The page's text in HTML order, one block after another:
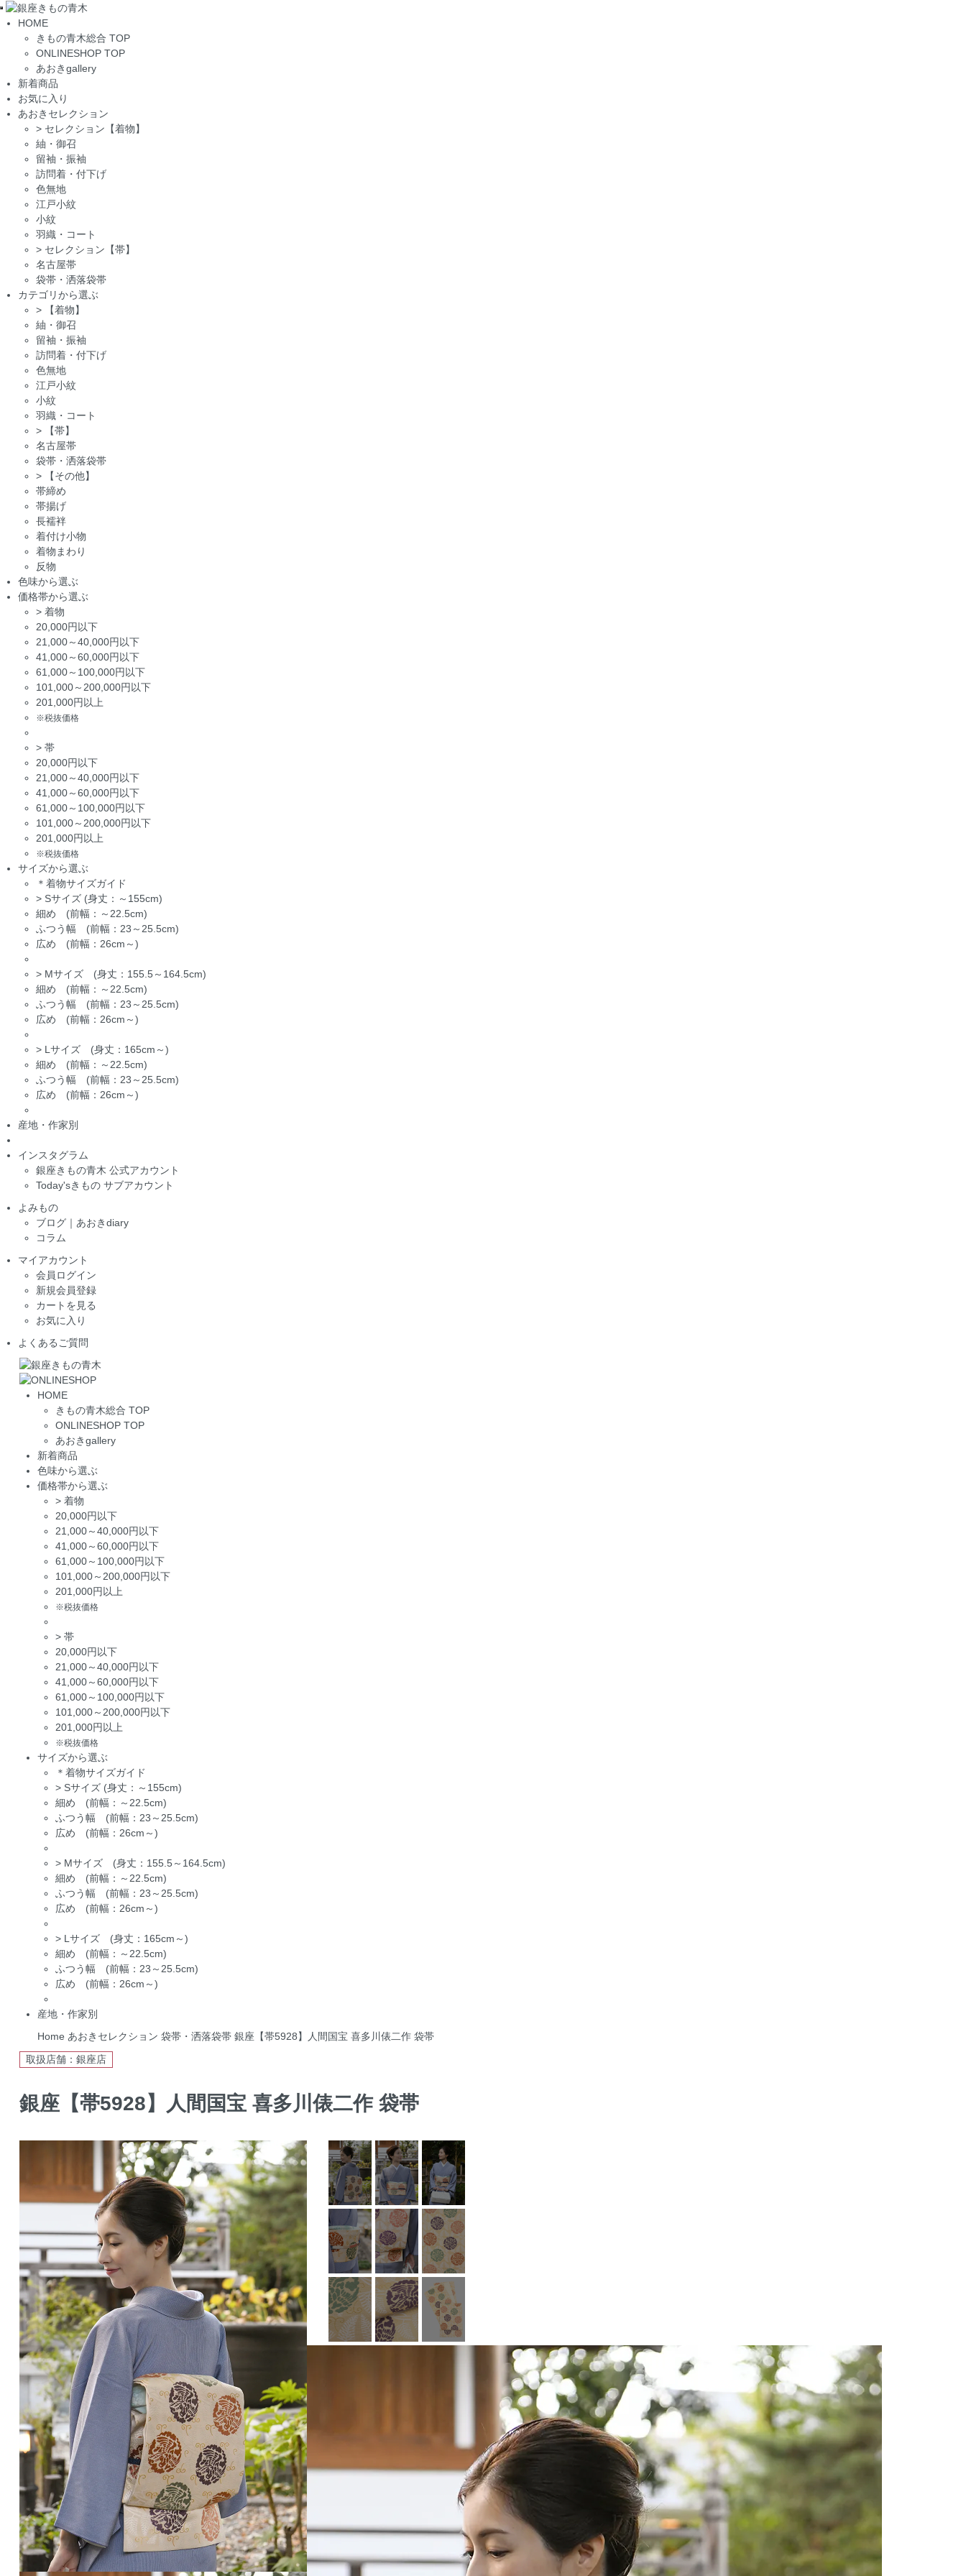
Toggle
navigation
HOME
きもの青木総合 TOP
ONLINESHOP TOP
あおきgallery
新着商品
お気に入り
あおきセレクション
> セレクション【着物】
紬・御召
留袖・振袖
訪問着・付下げ
色無地
江戸小紋
小紋
羽織・コート
> セレクション【帯】
名古屋帯
袋帯・洒落袋帯
カテゴリから選ぶ
>
【着物】
紬・御召
留袖・振袖
訪問着・付下げ
色無地
江戸小紋
小紋
羽織・コート
>
【帯】
名古屋帯
袋帯・洒落袋帯
>
【その他】
帯締め
帯揚げ
長襦袢
着付け小物
着物まわり
反物
色味から選ぶ
価格帯から選ぶ
> 着物
20,000円以下
21,000～40,000円以下
41,000～60,000円以下
61,000～100,000円以下
101,000～200,000円以下
201,000円以上
※税抜価格
> 帯
20,000円以下
21,000～40,000円以下
41,000～60,000円以下
61,000～100,000円以下
101,000～200,000円以下
201,000円以上
※税抜価格
サイズから選ぶ
＊着物サイズガイド
> Sサイズ (身丈：～155cm)
細め (前幅：～22.5cm)
ふつう幅 (前幅：23～25.5cm)
広め (前幅：26cm～)
> Mサイズ (身丈：155.5～164.5cm)
細め (前幅：～22.5cm)
ふつう幅 (前幅：23～25.5cm)
広め (前幅：26cm～)
> Lサイズ (身丈：165cm～)
細め (前幅：～22.5cm)
ふつう幅 (前幅：23～25.5cm)
広め (前幅：26cm～)
産地・作家別
インスタグラム
銀座きもの青木 公式アカウント
Today'sきもの サブアカウント
よみもの
ブログ｜あおきdiary
コラム
マイアカウント
会員ログイン
新規会員登録
カートを見る
お気に入り
よくあるご質問
HOME
きもの青木総合 TOP
ONLINESHOP TOP
あおきgallery
新着商品
色味から選ぶ
価格帯から選ぶ
> 着物
20,000円以下
21,000～40,000円以下
41,000～60,000円以下
61,000～100,000円以下
101,000～200,000円以下
201,000円以上
※税抜価格
> 帯
20,000円以下
21,000～40,000円以下
41,000～60,000円以下
61,000～100,000円以下
101,000～200,000円以下
201,000円以上
※税抜価格
サイズから選ぶ
＊着物サイズガイド
> Sサイズ (身丈：～155cm)
細め (前幅：～22.5cm)
ふつう幅 (前幅：23～25.5cm)
広め (前幅：26cm～)
> Mサイズ (身丈：155.5～164.5cm)
細め (前幅：～22.5cm)
ふつう幅 (前幅：23～25.5cm)
広め (前幅：26cm～)
> Lサイズ (身丈：165cm～)
細め (前幅：～22.5cm)
ふつう幅 (前幅：23～25.5cm)
広め (前幅：26cm～)
産地・作家別
Home あおきセレクション 袋帯・洒落袋帯 銀座【帯5928】人間国宝 喜多川俵二作 袋帯
取扱店舗：銀座店
銀座【帯5928】人間国宝 喜多川俵二作 袋帯